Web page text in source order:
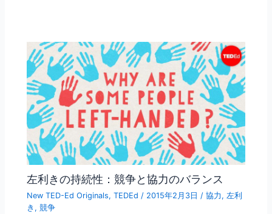
左利きの持続性：競争と協力のバランス
New TED-Ed Originals,TEDEd / 2015年2月3日/協力 ,左利
き ,競争